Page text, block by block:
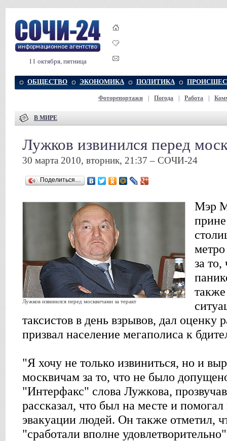
11 октября, пятница
ОБЩЕСТВО ЭКОНОМИКА ПОЛИТИКА
Фоторепортажи Погода Работа
В МИРЕ
Лужков извинился перед
30 марта 2010, вторник, 21:37 – СОЧИ-24
Поделиться…
Лужков извинился перед москвичами за теракт
Мэр
за то,
таксистов в день взрывов, дал оценку
призвал население мегаполиса к
"Я хочу не только извиниться, но и
москвичам за то, что не было
"Интерфакс" слова Лужкова,
рассказал, что был на месте и
эвакуации людей. Он также отметил,
"сработали вполне